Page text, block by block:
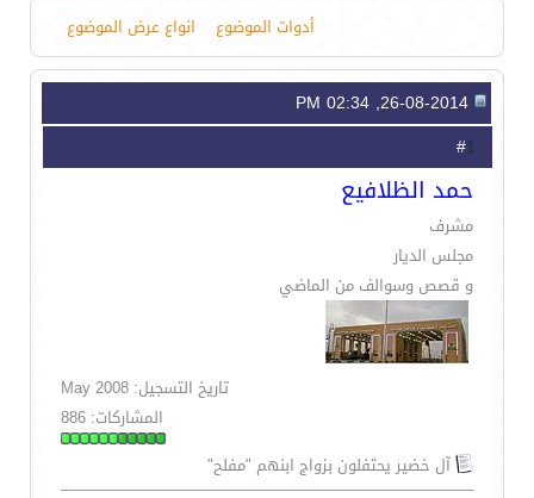
أدوات الموضوع انواع عرض الموضوع
1
حمد الظلافيع
مشرف
مجلس الديار
و قصص وسوالف من الماضي
تاريخ التسجيل: May 2008
المشاركات: 886
آل خضير يحتفلون بزواج ابنهم "مفلح"